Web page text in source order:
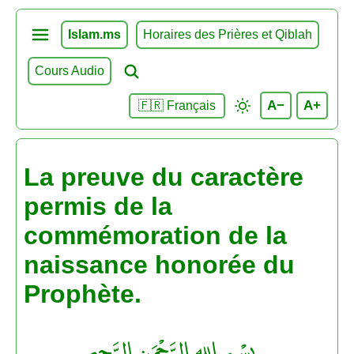
Islam.ms Horaires des Prières et Qiblah
Cours Audio
🇫🇷 Français A− A+
La preuve du caractère
permis de la
commémoration de la
naissance honorée du
Prophète.